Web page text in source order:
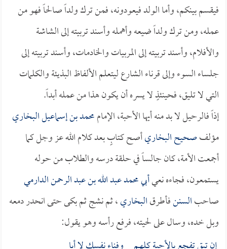
فيقسم بينكم، وأما الولد فيعودونه، فمن ترك ولداً صالحاً فهو من
عمله، ومن ترك ولداً ضيعه وأهمله وأسند تربيته إلى الشاشة
والأفلام، وأسند تربيته إلى المربيات والخادمات، وأسند تربيته إلى
جلساء السوء وإلى قرناء الشارع ليتعلم الألفاظ البذيئة والكلمات
التي لا تليق، فحينئذٍ لا يسره أن يكون هذا من عمله أبداً.
إذاً فالرحيل لا بد منه أيها الأحبة، الإماممحمد بن إسماعيل البخاري
مؤلفصحيح البخاريأصح كتابٍ بعد كلام الله عز وجل كما
أجمعت الأمة، كان جالساً في حلقة درسه والطلاب من حوله
يستمعون، فجاءه نعيأبي محمد عبد الله بن عبد الرحمن الدارمي
صاحبالسننفأطرقالبخاري، ثم نشج ثم بكى حتى انحدر دمعه
وبل خده، وسال على لحيته، فرفع رأسه وهو يقول: